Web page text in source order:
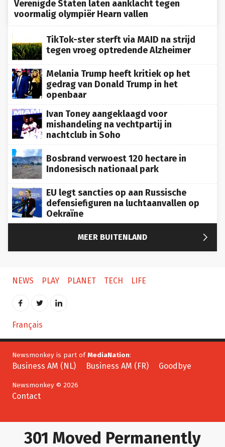
voormalig olympiër Hearn vallen
TikTok-ster sterft via MAID na strijd
tegen vroeg optredende Alzheimer
Melania Trump heeft kritiek op het
gedrag van Donald Trump in het
openbaar
Ivan Toney aangeklaagd voor
mishandeling na vechtpartij in
nachtclub in Soho
Bosbrand verwoest 120 hectare in
Indonesisch nationaal park
EU legt sancties op aan Russische
defensiefiguren na luchtaanvallen op
Oekraïne
MEER BUITENLAND 
NEWS PLAY PLANET TECH LIFE
Français
Newsmonkey is part of MediaNation
Business AM (NL) Business AM (FR) Goodbye
Newsmonkey © 2026
Contact
301 Moved Permanently